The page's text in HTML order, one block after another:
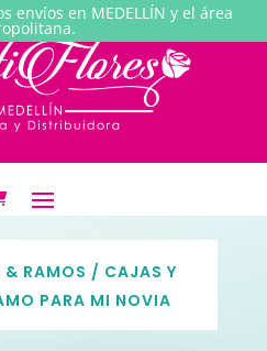
envíos en MEDELLÍN y el área
& RAMOS / CAJAS Y
PARA MI NOVIA